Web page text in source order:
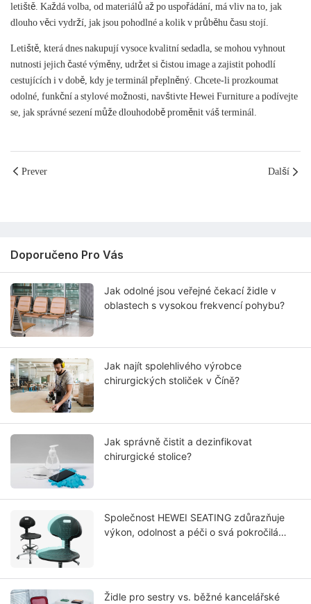
letiště. Každá volba, od materiálů až po uspořádání, má vliv na to, jak
dlouho věci vydrží, jak jsou pohodlné a kolik v průběhu času stojí.
Letiště, která dnes nakupují vysoce kvalitní sedadla, se mohou vyhnout
nutnosti jejich časté výměny, udržet si čistou image a zajistit pohodlí
cestujících i v době, kdy je terminál přeplněný. Chcete-li prozkoumat
odolné, funkční a stylové možnosti, navštivte Hewei Furniture a podívejte
se, jak správné sezení může dlouhodobě proměnit váš terminál.
Prever Další
Doporučeno Pro Vás
Jak odolné jsou veřejné čekací židle v
oblastech s vysokou frekvencí pohybu?
Jak najít spolehlivého výrobce
chirurgických stoliček v Číně?
Jak správně čistit a dezinfikovat
chirurgické stolice?
Společnost HEWEI SEATING zdůrazňuje
výkon, odolnost a péči o svá pokročilá
Židle pro sestry vs. běžné kancelářské